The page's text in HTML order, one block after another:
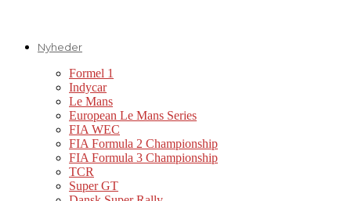
Nyheder
Formel 1
Indycar
Le Mans
European Le Mans Series
FIA WEC
FIA Formula 2 Championship
FIA Formula 3 Championship
TCR
Super GT